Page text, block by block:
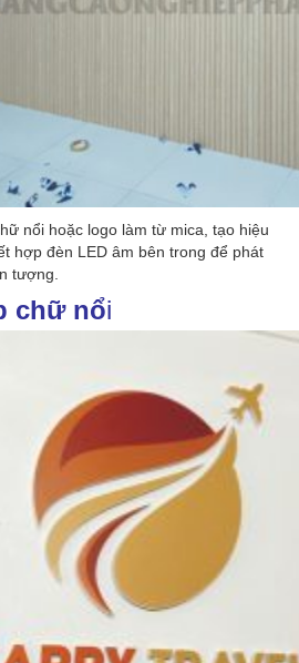
nổi hoặc logo làm từ mica, tạo hiệu
hợp đèn LED âm bên trong để phát
tượng.
chữ nổi